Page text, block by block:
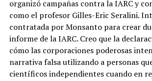
organizó campañas contra la IARC y
como el profesor Gilles-Eric Seralini.
contratada por Monsanto para crear
informe de la IARC. Creo que la
cómo las corporaciones poderosas
narrativa falsa utilizando a personas
científicos independientes cuando en